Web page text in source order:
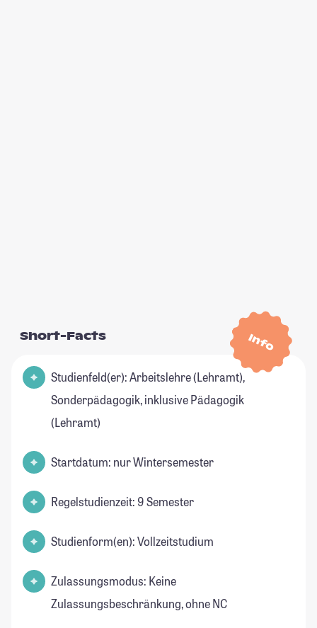
Info
Short-Facts
Studienfeld(er): Arbeitslehre (Lehramt),
Sonderpädagogik, inklusive Pädagogik
(Lehramt)
Startdatum: nur Wintersemester
Regelstudienzeit: 9 Semester
Studienform(en): Vollzeitstudium
Zulassungsmodus: Keine
Zulassungsbeschränkung, ohne NC